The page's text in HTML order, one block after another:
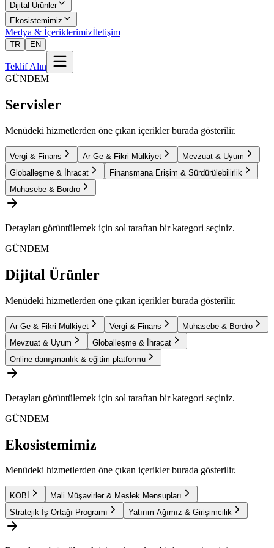
Dijital Ürünler
Ekosistemimiz
Medya & İçeriklerimizİletişim
TR EN
Teklif Alın
GÜNDEM
Servisler
Menüdeki hizmetlerden öne çıkan içerikler burada gösterilir.
Vergi & Finans Ar-Ge & Fikri Mülkiyet
Mevzuat & Uyum
Globalleşme & İhracat
Finansmana Erişim & Sürdürülebilirlik
Muhasebe & Bordro
Detayları görüntülemek için sol taraftan bir kategori seçiniz.
GÜNDEM
Dijital Ürünler
Menüdeki hizmetlerden öne çıkan içerikler burada gösterilir.
Ar-Ge & Fikri Mülkiyet Vergi & Finans
Muhasebe & Bordro
Mevzuat & Uyum
Globalleşme & İhracat
Online danışmanlık & eğitim platformu
Detayları görüntülemek için sol taraftan bir kategori seçiniz.
GÜNDEM
Ekosistemimiz
Menüdeki hizmetlerden öne çıkan içerikler burada gösterilir.
KOBİ
Mali Müşavirler & Meslek Mensupları
Stratejik İş Ortağı Programı
Yatırım Ağımız & Girişimcilik